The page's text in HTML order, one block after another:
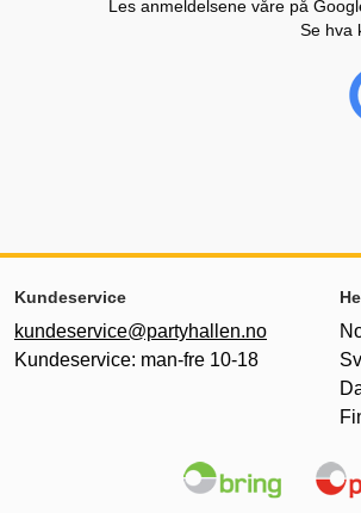
Les anmeldelsene våre på
Se hva
og lenker
Kundeservice
kundeservice@partyhallen.no
Kundeservice: man-fre 10-18